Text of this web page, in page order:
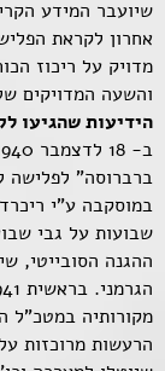
שיועבר המידע
אחרון לקראת
מדויק על ריכוז
והשעה המדויקים
הידיעות שהגיעו
ברברוסה" לפלישה
שבועות על גבי
ההגנה הסובייטי,
מקורותיה במטכ"ל
הרעשות מרוכזות